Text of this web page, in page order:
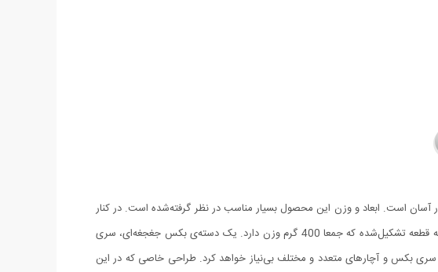
آسان است. ابعاد و وزن این محصول بسیار مناسب در نظر گرفته‌شده است. در کنار
این مدل یک قطعه مناسب برای اتصال سری آچار به دستگاه دریل یا پیچ‌گوشتی با سری قابل تعویض، وجود دارد. این ابزار از سه قطعه تشکیل‌شده که جمعا 400 گرم وزن دارد. یک دسته‌ی بکس جغجغه‌ای، سری
بکس و آچارهای متعدد و مختلف بی‌نیاز خواهد کرد. طراحی خاصی که در این